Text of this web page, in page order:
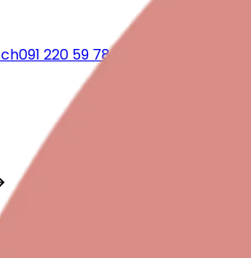
091 220 59 78Numeri di
alla nascita